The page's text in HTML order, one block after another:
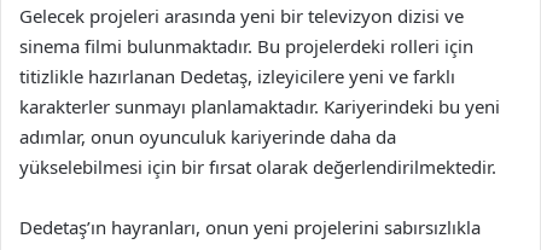
Gelecek projeleri arasında yeni bir televizyon dizisi ve
sinema filmi bulunmaktadır. Bu projelerdeki rolleri için
titizlikle hazırlanan Dedetaş, izleyicilere yeni ve farklı
karakterler sunmayı planlamaktadır. Kariyerindeki bu yeni
adımlar, onun oyunculuk kariyerinde daha da
yükselebilmesi için bir fırsat olarak değerlendirilmektedir.
Dedetaş’ın hayranları, onun yeni projelerini sabırsızlıkla